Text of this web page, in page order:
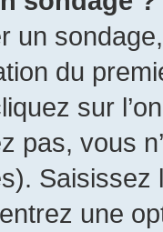
un
du
sur
pas, vous
une